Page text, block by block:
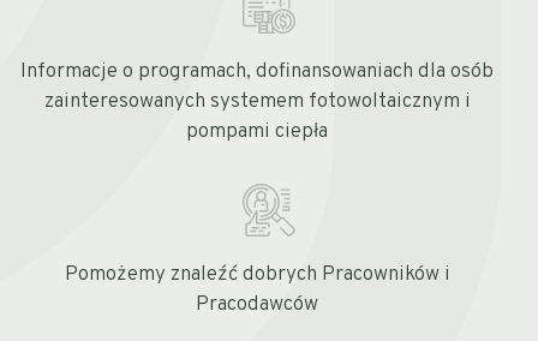
Informacje o programach, dofinansowaniach dla osób
zainteresowanych systemem fotowoltaicznym i
pompami ciepła
Pomożemy znaleźć dobrych Pracowników i
Pracodawców